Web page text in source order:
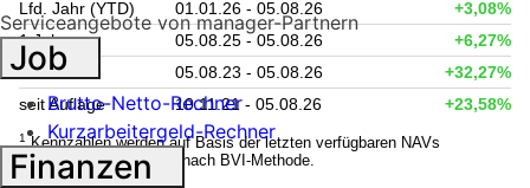
Lfd. Jahr (YTD)
01.01.26 - 05.08.26
+3,08%
1 Jahr
05.08.25 - 05.08.26
+6,27%
3 Jahre
05.08.23 - 05.08.26
+32,27%
seit Auflage
10.11.21 - 05.08.26 +23,58%
1Kennzahlen werden auf Basis der letzten verfügbaren NAVs
berechnet. Berechnung nach BVI-Methode.
Serviceangebote von manager-Partnern
Job
Brutto-Netto-Rechner
Kurzarbeitergeld-Rechner
Finanzen